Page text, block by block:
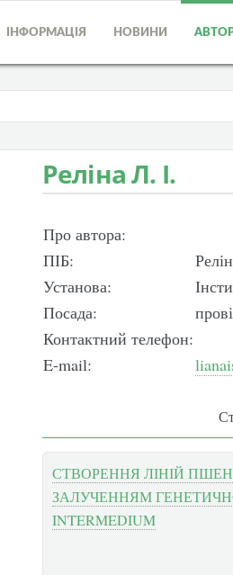
ІНФОРМАЦІЯ НОВИНИ
Реліна Л. І.
Про автора:
ПІБ:
Установа:
Посада:
Контактний телефон:
E-mail:
СТВОРЕННЯ ЛІНІЙ
ЗАЛУЧЕННЯМ
INTERMEDIUM